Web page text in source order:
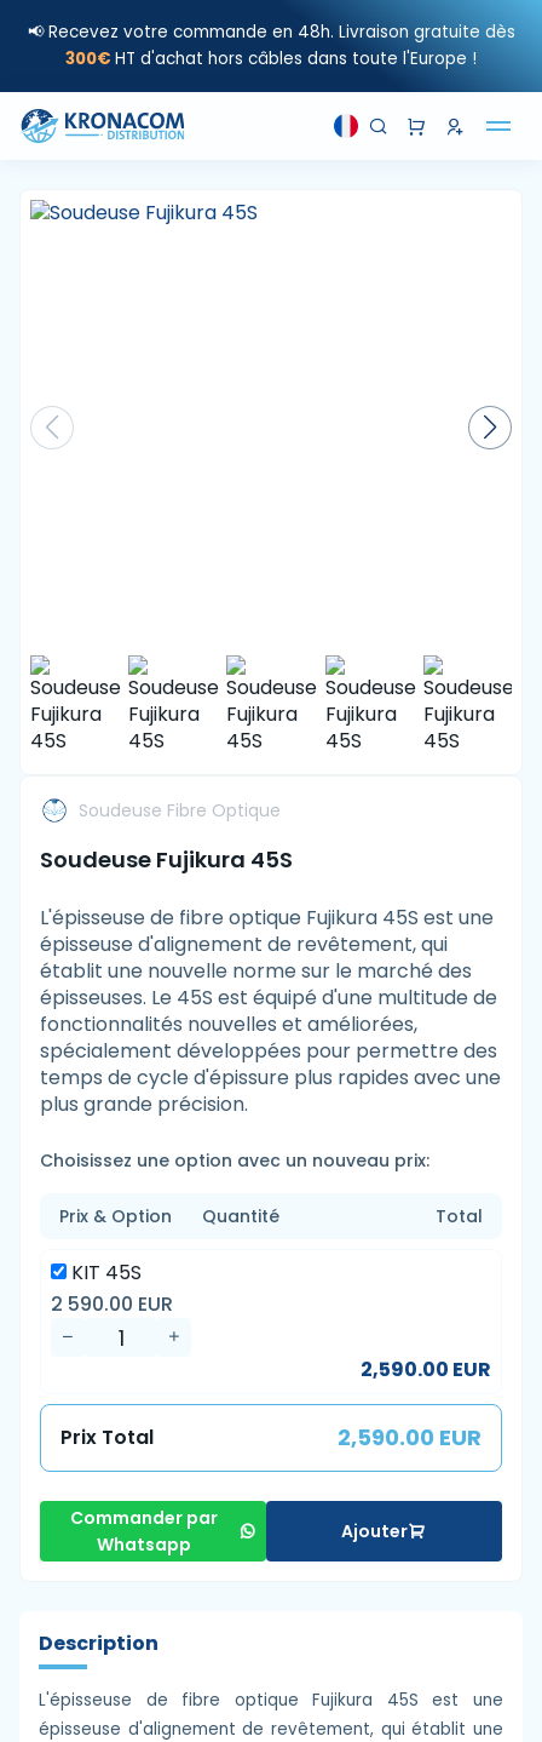
📢 Recevez votre commande en 48h. Livraison gratuite dès
300€ HT d'achat hors câbles dans toute l'Europe !
Soudeuse Fibre Optique
Soudeuse Fujikura 45S
L'épisseuse de fibre optique Fujikura 45S est une
épisseuse d'alignement de revêtement, qui
établit une nouvelle norme sur le marché des
épisseuses. Le 45S est équipé d'une multitude de
fonctionnalités nouvelles et améliorées,
spécialement développées pour permettre des
temps de cycle d'épissure plus rapides avec une
plus grande précision.
Choisissez une option avec un nouveau prix:
Prix & Option Quantité Total
KIT 45S
2 590.00 EUR
2,590.00 EUR
Prix Total 2,590.00 EUR
Commander par
Whatsapp
Ajouter
Description
L'épisseuse de fibre optique Fujikura 45S est une
épisseuse d'alignement de revêtement, qui établit une